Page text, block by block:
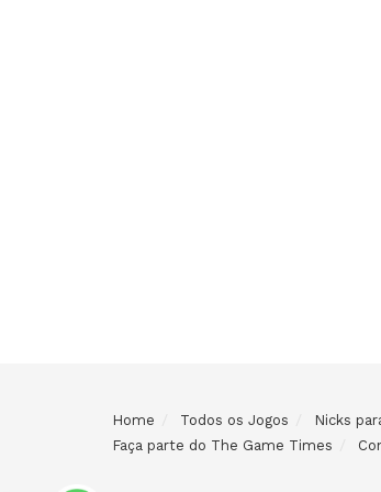
Home Todos os Jogos Nicks
Faça parte do The Game Times